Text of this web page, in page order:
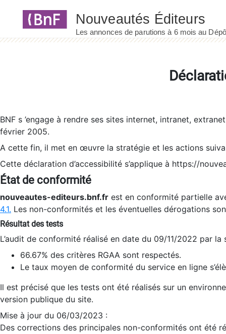
BNF s ’engage à rendre ses sites internet, intranet,
février 2005.
A cette fin, il met en œuvre la stratégie et les actions
Cette déclaration d’accessibilité s’applique à https://
État de conformité
nouveautes-editeurs.bnf.fr est en conformité partielle
4.1. Les non-conformités et les éventuelles dérogations
Résultat des tests
L’audit de conformité réalisé en date du 09/11/2022 par
66.67% des critères RGAA sont respectés.
Le taux moyen de conformité du service en ligne
Il est précisé que les tests ont été réalisés sur un
version publique du site.
Mise à jour du 06/03/2023 :
Des corrections des principales non-conformités ont été